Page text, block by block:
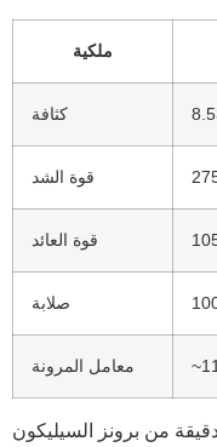
ملكية
كثافة
قوة الشد
قوة العائد
صلابة
معامل المرونة
من برونز السيليكون